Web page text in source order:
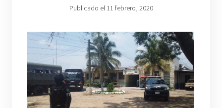
Publicado el 11 febrero, 2020